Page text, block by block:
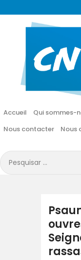
Accueil Qui sommes-
Nous contacter
Nous
Pesquisar
por: